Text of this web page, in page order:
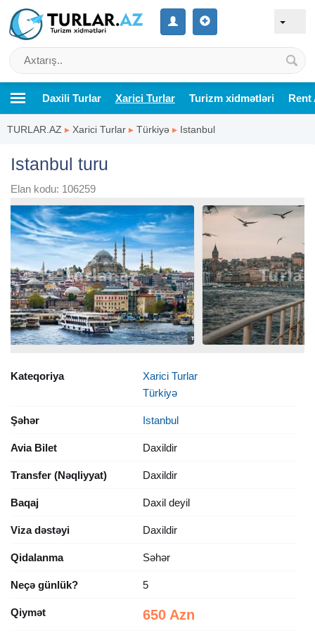
Daxili Turlar Xarici Turlar Turizm xidmətləri Rent
TURLAR.AZ ▸ Xarici Turlar ▸ Türkiyə ▸ Istanbul
Istanbul turu
Elan kodu: 106259
Kateqoriya
Xarici Turlar
Türkiyə
Şəhər Istanbul
Avia Bilet Daxildir
Transfer (Nəqliyyat) Daxildir
Baqaj Daxil deyil
Viza dəstəyi Daxildir
Qidalanma Səhər
Neçə günlük? 5
Qiymət 650 Azn